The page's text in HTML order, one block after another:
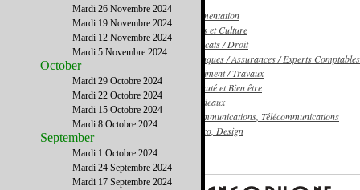
Alimentation
Arts et Culture
Avocats / Droit
Banques / Assurances / Experts Comptables
Bâtiment / Travaux
Beauté et Bien être
Cadeaux
Communications, Télécommunications
Déco, Design
Mardi 26 Novembre 2024
Mardi 19 Novembre 2024
Mardi 12 Novembre 2024
Mardi 5 Novembre 2024
October
Mardi 29 Octobre 2024
Mardi 22 Octobre 2024
Mardi 15 Octobre 2024
Mardi 8 Octobre 2024
September
Mardi 1 Octobre 2024
Mardi 24 Septembre 2024
Mardi 17 Septembre 2024